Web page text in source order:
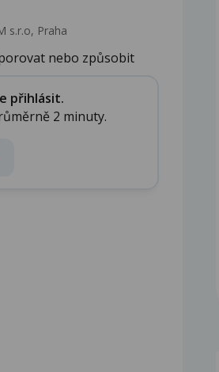
s.r.o, Praha
nebo způsobit
přihlásit.
2 minuty.